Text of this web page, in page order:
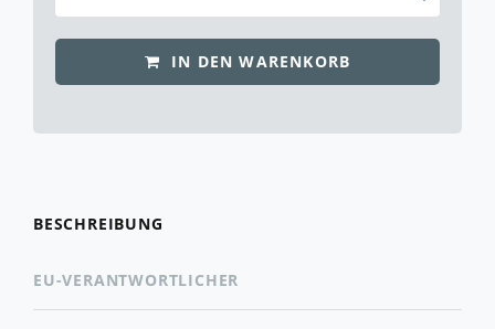
IN DEN WARENKORB
BESCHREIBUNG
EU-VERANTWORTLICHER